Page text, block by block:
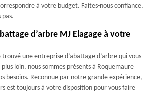
à votre budget. Faites-nous confiance,
pas.
d’arbre MJ Elagage à votre
trouvé une entreprise d’abattage d’arbre qui vous
loin, nous sommes présents à Roquemaure
besoins. Reconnue par notre grande expérience,
est toujours à votre disposition pour vous faire